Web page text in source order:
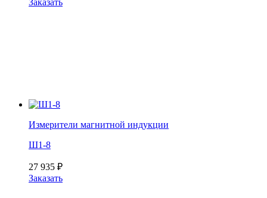
Измерители магнитной индукции
Ш1-8
27 935 ₽
Заказать